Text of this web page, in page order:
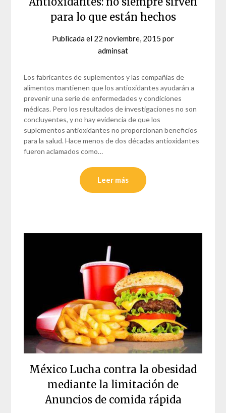
para lo que están hechos
Publicada el 22 noviembre, 2015 por
adminsat
Los fabricantes de suplementos y las compañías de
alimentos mantienen que los antioxidantes ayudarán a
prevenir una serie de enfermedades y condiciones
médicas. Pero los resultados de investigaciones no son
concluyentes, y no hay evidencia de que los
suplementos antioxidantes no proporcionan beneficios
para la salud. Hace menos de dos décadas antioxidantes
fueron aclamados como…
Leer más
México Lucha contra la obesidad
mediante la limitación de
Anuncios de comida rápida